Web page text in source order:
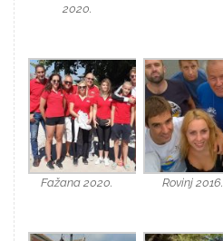
2020.
Fažana 2020. Rovinj 2016.